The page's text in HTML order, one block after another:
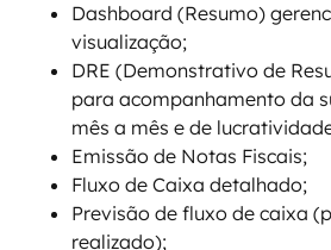
Dashboard (Resumo)
visualização;
DRE (Demonstrativo de
para acompanhamento da
mês a mês e de
Emissão de Notas Fiscais;
Fluxo de Caixa detalhado;
Previsão de fluxo de caixa
realizado);